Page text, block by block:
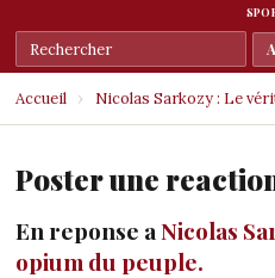
Accueil › Nicolas Sarkozy : Le
Poster une
En reponse aNicolas
opium du peuple.